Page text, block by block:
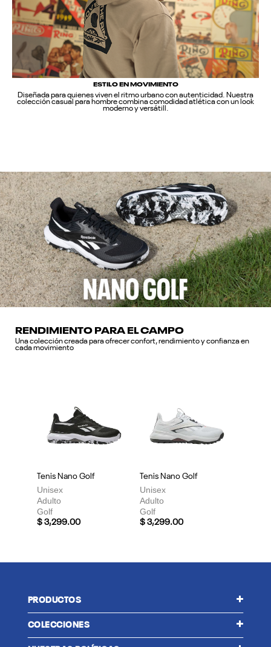
ESTILO EN MOVIMIENTO
Diseñada para quienes viven el ritmo urbano con autenticidad. Nuestra
colección casual para hombre combina comodidad atlética con un look
moderno y versátill.
RENDIMIENTO PARA EL CAMPO
Una colección creada para ofrecer confort, rendimiento y confianza en
cada movimiento
Tenis Nano Golf
Unisex
Adulto
Golf
$ 3,299.00
Tenis Nano Golf
Unisex
Adulto
Golf
$ 3,299.00
PRODUCTOS
COLECCIONES